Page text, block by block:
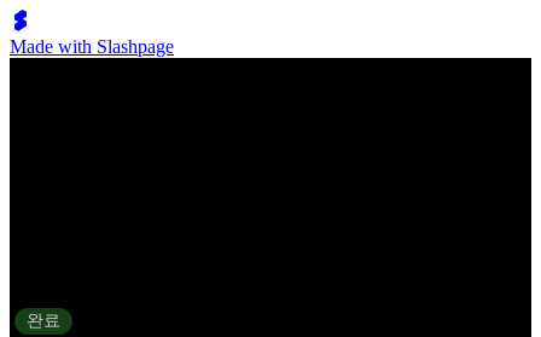
Made with Slashpage
완료